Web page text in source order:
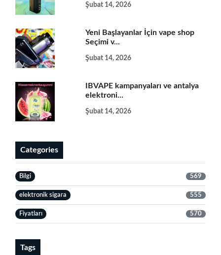
Şubat 14, 2026
Yeni Başlayanlar İçin vape shop
Seçimi v...
Şubat 14, 2026
IBVAPE kampanyaları ve antalya
elektroni...
Şubat 14, 2026
Categories
Bilgi 569
elektronik sigara 555
Fiyatları 570
Tags